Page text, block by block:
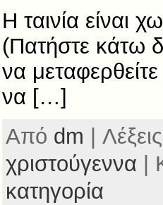
Η ταινία είναι
(Πατήστε κάτω
να
να […]
Από dm |
χριστούγεννα |
κατηγορία